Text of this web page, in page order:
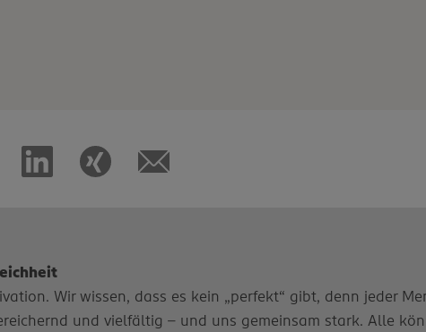
Wir wissen, dass es kein „perfekt“ gibt, denn jeder
und vielfältig – und uns gemeinsam stark. Alle